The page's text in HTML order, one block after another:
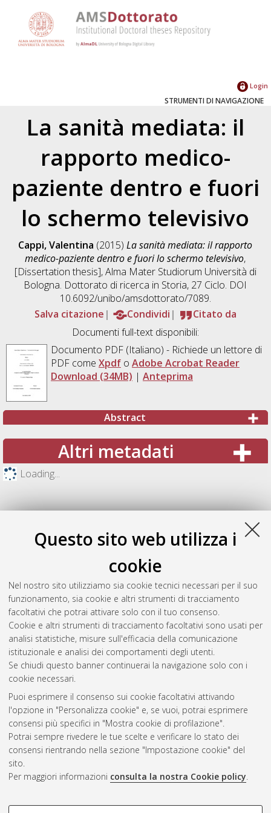
Questo sito web utilizza i
cookie
Nel nostro sito utilizziamo sia cookie tecnici necessari per il suo
funzionamento, sia cookie e altri strumenti di tracciamento
facoltativi che potrai attivare solo con il tuo consenso.
Cookie e altri strumenti di tracciamento facoltativi sono usati per
analisi statistiche, misure sull'efficacia della comunicazione
istituzionale e analisi dei comportamenti degli utenti.
Se chiudi questo banner continuerai la navigazione solo con i
cookie necessari.
Puoi esprimere il consenso sui cookie facoltativi attivando
l'opzione in "Personalizza cookie" e, se vuoi, potrai esprimere
consensi più specifici in "Mostra cookie di profilazione".
Potrai sempre rivedere le tue scelte e verificare lo stato dei
consensi rientrando nella sezione "Impostazione cookie" del
sito.
Per maggiori informazioni consulta la nostra Cookie policy.
COOKIE DI PROFILAZIONE -
Login
STRUMENTI DI NAVIGAZIONE
La sanità mediata: il
rapporto medico-
paziente dentro e fuori
lo schermo televisivo
Cappi, Valentina (2015)La sanità mediata: il rapporto
medico-paziente dentro e fuori lo schermo televisivo,
[Dissertation thesis], Alma Mater Studiorum Università di
Bologna. Dottorato di ricerca in Storia, 27 Ciclo. DOI
10.6092/unibo/amsdottorato/7089.
Salva citazione
Condividi
Citato da
Documenti full-text disponibili:
Documento PDF(Italiano) - Richiede un lettore di
PDF come Xpdfo Adobe Acrobat Reader
Download (34MB) | Anteprima
Abstract
Altri metadati
Loading...
Gestione del documento:
Atom
Rss 1.0
Rss 2.0
ISSN: 2038-7946
Impostazioni Cookie